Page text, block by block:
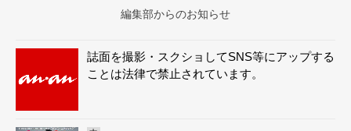
編集部からのお知らせ
誌面を撮影・スクショしてSNS等にアップする
ことは法律で禁止されています。